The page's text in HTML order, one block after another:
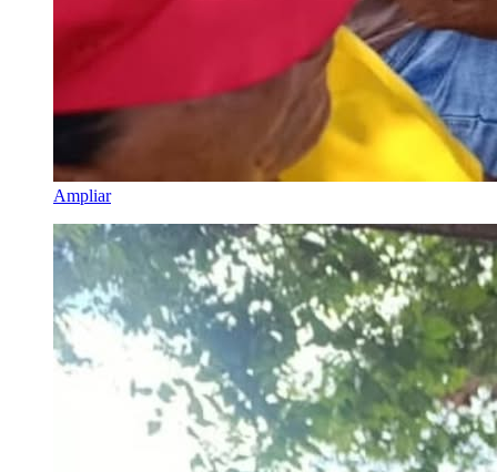
Ampliar